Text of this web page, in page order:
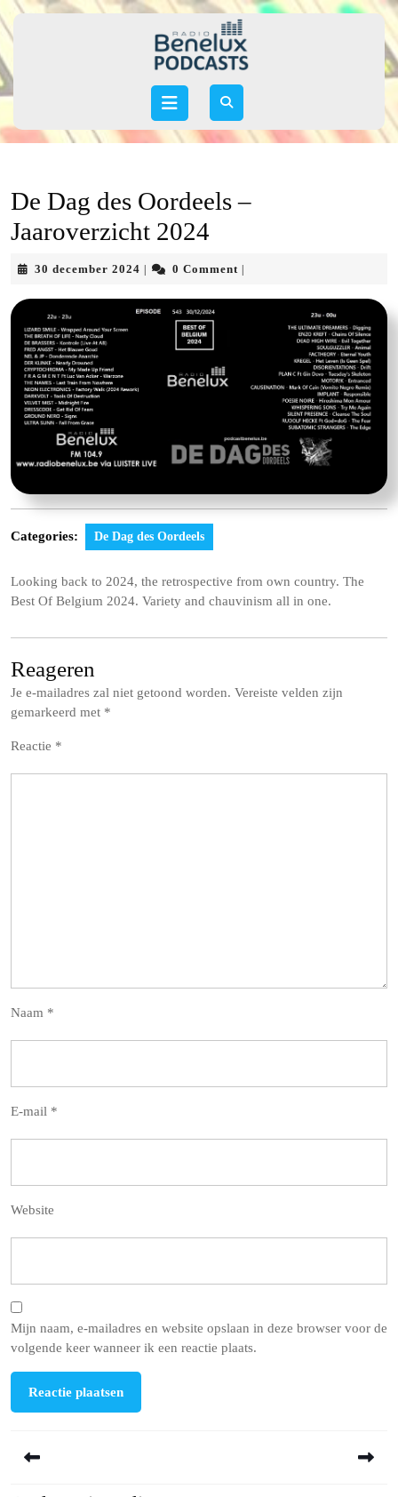
Skip
to
Open
De Dag des Oordeels –
Jaaroverzicht 2024
30 december 2024 30
2024
0 Comment
Categories: De Dag des Oordeels
Looking back to 2024, the retrospective from own country. The
Best Of Belgium 2024. Variety and chauvinism all in one.
Reageren
Je e-mailadres zal niet getoond worden. Vereiste velden zijn
gemarkeerd met *
Reactie *
Naam *
E-mail *
Website
Mijn naam, e-mailadres en website opslaan in deze browser voor de
volgende keer wanneer ik een reactie plaats.